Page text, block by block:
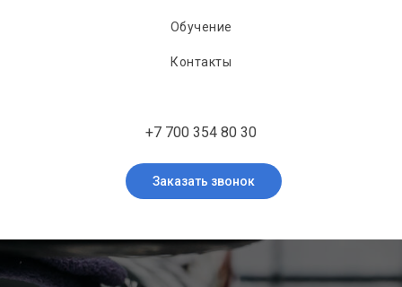
Обучение
Контакты
+7 700 354 80 30
Заказать звонок